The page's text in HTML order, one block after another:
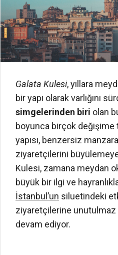
Galata Kulesi, yıllara
bir yapı olarak varlığını
simgelerinden biri olan
boyunca birçok değişime
yapısı, benzersiz
ziyaretçilerini
Kulesi, zamana meydan
büyük bir ilgi ve
İstanbul’un siluetindeki
ziyaretçilerine
devam ediyor.